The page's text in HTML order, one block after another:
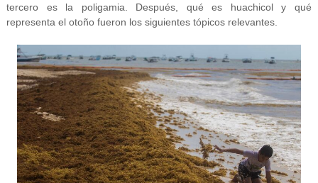
tercero es la poligamia. Después, qué es huachicol y qué
representa el otoño fueron los siguientes tópicos relevantes.